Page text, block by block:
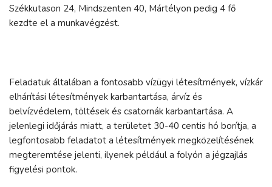
Székkutason 24, Mindszenten 40, Mártélyon pedig 4 fő
kezdte el a munkavégzést.
Feladatuk általában a fontosabb vízügyi létesítmények, vízkár
elhárítási létesítmények karbantartása, árvíz és
belvízvédelem, töltések és csatornák karbantartása. A
jelenlegi időjárás miatt, a területet 30-40 centis hó borítja, a
legfontosabb feladatot a létesítmények megközelítésének
megteremtése jelenti, ilyenek például a folyón a jégzajlás
figyelési pontok.